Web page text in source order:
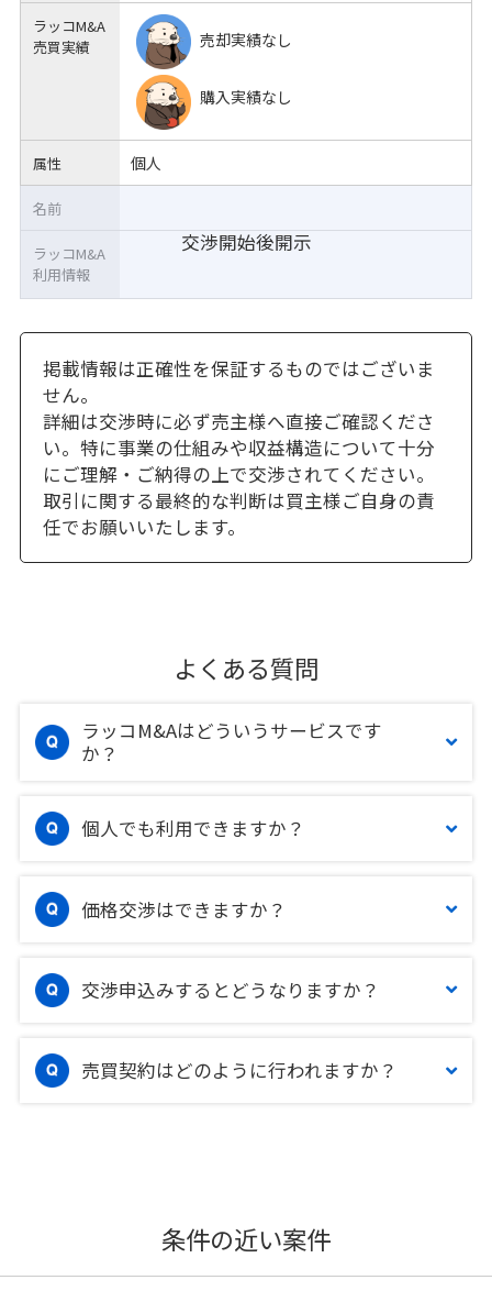
ラッコM&A
売買実績
売却実績なし
購入実績なし
属性 個人
交渉開始後開示
名前
ラッコM&A
利用情報
掲載情報は正確性を保証するものではございま
せん。
詳細は交渉時に必ず売主様へ直接ご確認くださ
い。特に事業の仕組みや収益構造について十分
にご理解・ご納得の上で交渉されてください。
取引に関する最終的な判断は買主様ご自身の責
任でお願いいたします。
よくある質問
ラッコM&Aはどういうサービスです
か？
個人でも利用できますか？
価格交渉はできますか？
交渉申込みするとどうなりますか？
売買契約はどのように行われますか？
条件の近い案件